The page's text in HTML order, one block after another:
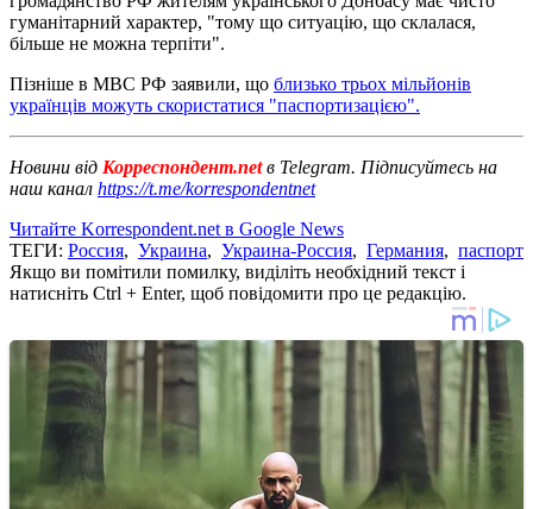
гуманітарний характер, "тому що ситуацію, що склалася,
більше не можна терпіти".
Пізніше в МВС РФ заявили, що близько трьох мільйонів
українців можуть скористатися "паспортизацією".
Новини від Корреспондент.netв Telegram. Підписуйтесь на
наш канал https://t.me/korrespondentnet
Читайте Korrespondent.net в Google News
ТЕГИ: Россия, Украина, Украина-Россия, Германия, паспорт
Якщо ви помітили помилку, виділіть необхідний текст і
натисніть Ctrl + Enter, щоб повідомити про це редакцію.